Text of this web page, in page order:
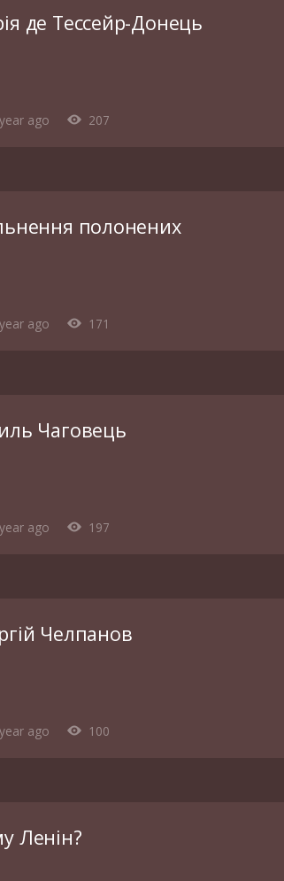
ago 207
де Тессейр-Донець
ago 171
полонених
ago 197
Чаговець
ago 100
Челпанов
Ленін?